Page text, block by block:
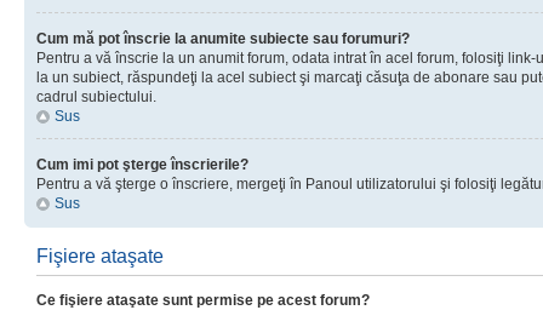
Cum mă pot înscrie la anumite subiecte sau forumuri?
Pentru a vă înscrie la un anumit forum, odata intrat în acel forum, folosiţi
la un subiect, răspundeţi la acel subiect şi marcaţi căsuţa de abonare sau
cadrul subiectului.
Sus
Cum imi pot şterge înscrierile?
Pentru a vă şterge o înscriere, mergeţi în Panoul utilizatorului şi folosiţi
Sus
Fişiere ataşate
Ce fişiere ataşate sunt permise pe acest forum?